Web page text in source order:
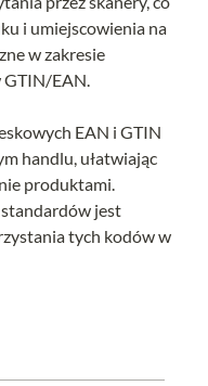
i umiejscowienia na
w zakresie
GTIN/EAN.
EAN i GTIN
handlu, ułatwiając
produktami.
standardów jest
tych kodów w